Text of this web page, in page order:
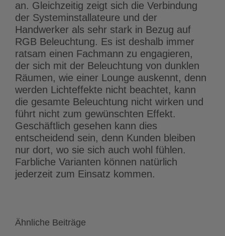
an. Gleichzeitig zeigt sich die Verbindung
der Systeminstallateure und der
Handwerker als sehr stark in Bezug auf
RGB Beleuchtung. Es ist deshalb immer
ratsam einen Fachmann zu engagieren,
der sich mit der Beleuchtung von dunklen
Räumen, wie einer Lounge auskennt, denn
werden Lichteffekte nicht beachtet, kann
die gesamte Beleuchtung nicht wirken und
führt nicht zum gewünschten Effekt.
Geschäftlich gesehen kann dies
entscheidend sein, denn Kunden bleiben
nur dort, wo sie sich auch wohl fühlen.
Farbliche Varianten können natürlich
jederzeit zum Einsatz kommen.
Ähnliche Beiträge
Heimnetzwerk